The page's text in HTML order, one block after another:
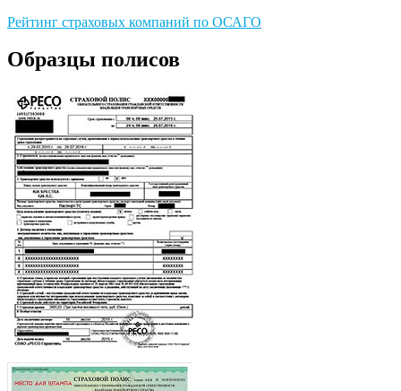
Рейтинг страховых компаний по ОСАГО
Образцы полисов